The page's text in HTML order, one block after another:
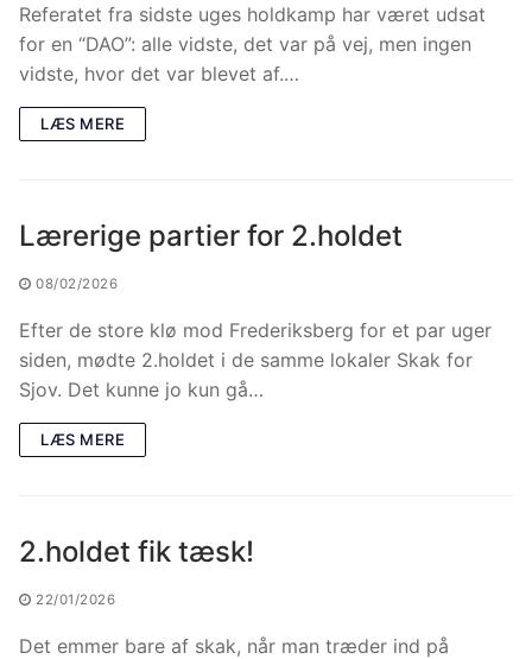
Referatet fra sidste uges holdkamp har været udsat
for en “DAO”: alle vidste, det var på vej, men ingen
vidste, hvor det var blevet af.…
LÆS MERE
Lærerige partier for 2.holdet
08/02/2026
Efter de store klø mod Frederiksberg for et par uger
siden, mødte 2.holdet i de samme lokaler Skak for
Sjov. Det kunne jo kun gå…
LÆS MERE
2.holdet fik tæsk!
22/01/2026
Det emmer bare af skak, når man træder ind på